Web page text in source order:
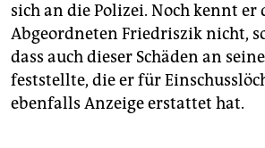
sich an die Polizei. Noch kennt er
Abgeordneten Friedriszik nicht,
dass auch dieser Schäden an
feststellte, die er für
ebenfalls Anzeige erstattet hat.